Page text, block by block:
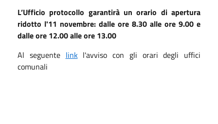
L’Ufficio protocollo garantirà un orario di apertura
ridotto l'11 novembre: dalle ore 8.30 alle ore 9.00 e
dalle ore 12.00 alle ore 13.00
Al seguente linkl'avviso con gli orari degli uffici
comunali